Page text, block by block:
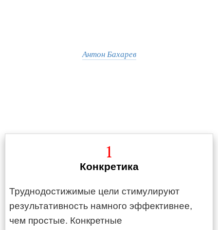
Антон Бахарев
1
Конкретика
Труднодостижимые цели стимулируют
результативность намного эффективнее,
чем простые. Конкретные